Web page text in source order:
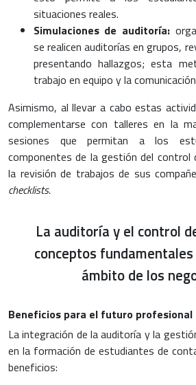
situaciones reales.
Simulaciones de auditoría:
se realicen auditorías en grupos,
presentando hallazgos; esta
trabajo en equipo y la
Asimismo, al llevar a cabo estas
complementarse con talleres en la
sesiones que permitan a los
componentes de la gestión del control
la revisión de trabajos de sus
checklists.
La auditoría y el control
conceptos
ámbito de los
Beneficios para el futuro profesional
La integración de la auditoría y la
en la formación de estudiantes de
beneficios: